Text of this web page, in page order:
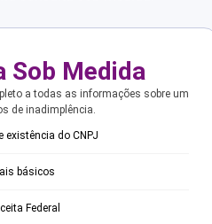
Sob Medida
a todas as informações sobre um
de inadimplência.
existência do CNPJ
básicos
Federal